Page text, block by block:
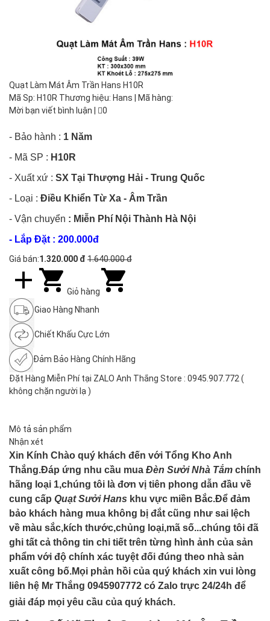
Quạt Làm Mát Âm Trần Hans H10R
Mã Sp: H10R Thương hiệu: Hans | Mã hàng:
Mời bạn viết bình luận
0
- Bảo hành : 1 Năm
- Mã SP : H10R
- Xuất xứ : SX Tại Thượng Hải - Trung Quốc
- Loại : Điều Khiển Từ Xa - Âm Trần
- Vận chuyển : Miễn Phí Nội Thành Hà Nội
- Lắp Đặt : 200.000đ
Giá bán:1.320.000 đ 1.640.000 đ
Giỏ hàng
Giao Hàng Nhanh
Chiết Khấu Cực Lớn
Đảm Bảo Hàng Chính Hãng
Đặt Hàng Miễn Phí tại ZALO Anh Thắng Store : 0945.907.772 (
không chặn người lạ )
Mô tả sản phẩm
Nhận xét
Xin Kính Chào quý khách đến với Tổng Kho Anh
Thắng.Đáp ứng nhu cầu mua Đèn Sưởi Nhà Tắm chính
hãng loại 1,chúng tôi là đơn vị tiên phong dẫn đầu về
cung cấp Quạt Sưởi Hans khu vực miền Bắc.Để đảm
bảo khách hàng mua không bị đắt cũng như sai lệch
về màu sắc,kích thước,chủng loại,mã số...chúng tôi đã
ghi tất cả thông tin chi tiết trên từng hình ảnh của sản
phẩm với độ chính xác tuyệt đối đúng theo nhà sản
xuất công bố.Mọi phản hồi của quý khách xin vui lòng
liên hệ Mr Thắng 0945907772 có Zalo trực 24/24h để
giải đáp mọi yêu cầu của quý khách.